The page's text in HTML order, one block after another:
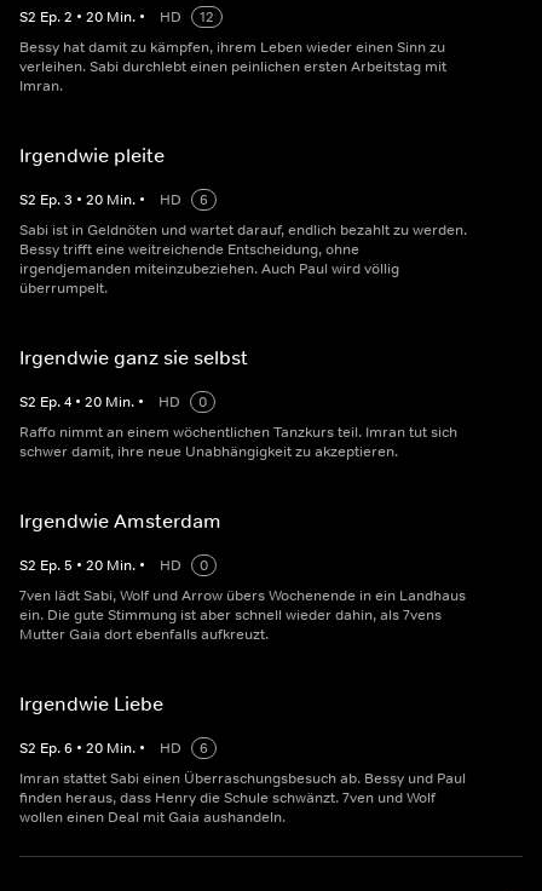
S2 Ep.2 • 20 Min. • HD
12
Bessy hat damit zu kämpfen, ihrem Leben wieder einen Sinn zu
verleihen. Sabi durchlebt einen peinlichen ersten Arbeitstag mit
Imran.
Irgendwie pleite
S2 Ep.3 • 20 Min. • HD
6
Sabi ist in Geldnöten und wartet darauf, endlich bezahlt zu werden.
Bessy trifft eine weitreichende Entscheidung, ohne
irgendjemanden miteinzubeziehen. Auch Paul wird völlig
überrumpelt.
Irgendwie ganz sie selbst
S2 Ep.4 • 20 Min. • HD
0
Raffo nimmt an einem wöchentlichen Tanzkurs teil. Imran tut sich
schwer damit, ihre neue Unabhängigkeit zu akzeptieren.
Irgendwie Amsterdam
S2 Ep.5 • 20 Min. • HD
0
7ven lädt Sabi, Wolf und Arrow übers Wochenende in ein Landhaus
ein. Die gute Stimmung ist aber schnell wieder dahin, als 7vens
Mutter Gaia dort ebenfalls aufkreuzt.
Irgendwie Liebe
S2 Ep.6 • 20 Min. • HD
6
Imran stattet Sabi einen Überraschungsbesuch ab. Bessy und Paul
finden heraus, dass Henry die Schule schwänzt. 7ven und Wolf
wollen einen Deal mit Gaia aushandeln.